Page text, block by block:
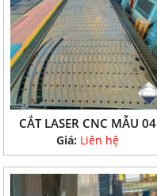
CẮT LASER CNC MẪU 04
Giá: Liên hệ